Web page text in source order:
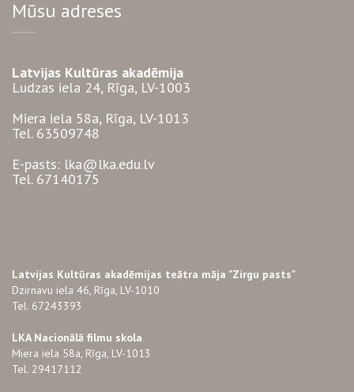
Mūsu adreses
Latvijas Kultūras akadēmija
Ludzas iela 24, Rīga, LV-1003
Miera iela 58a, Rīga, LV-1013
Tel. 63509748
E-pasts: lka@lka.edu.lv
Tel. 67140175
Latvijas Kultūras akadēmijas teātra māja "Zirgu pasts"
Dzirnavu iela 46, Rīga, LV-1010
Tel. 67243393
LKA Nacionālā filmu skola
Miera iela 58a, Rīga, LV-1013
Tel. 29417112